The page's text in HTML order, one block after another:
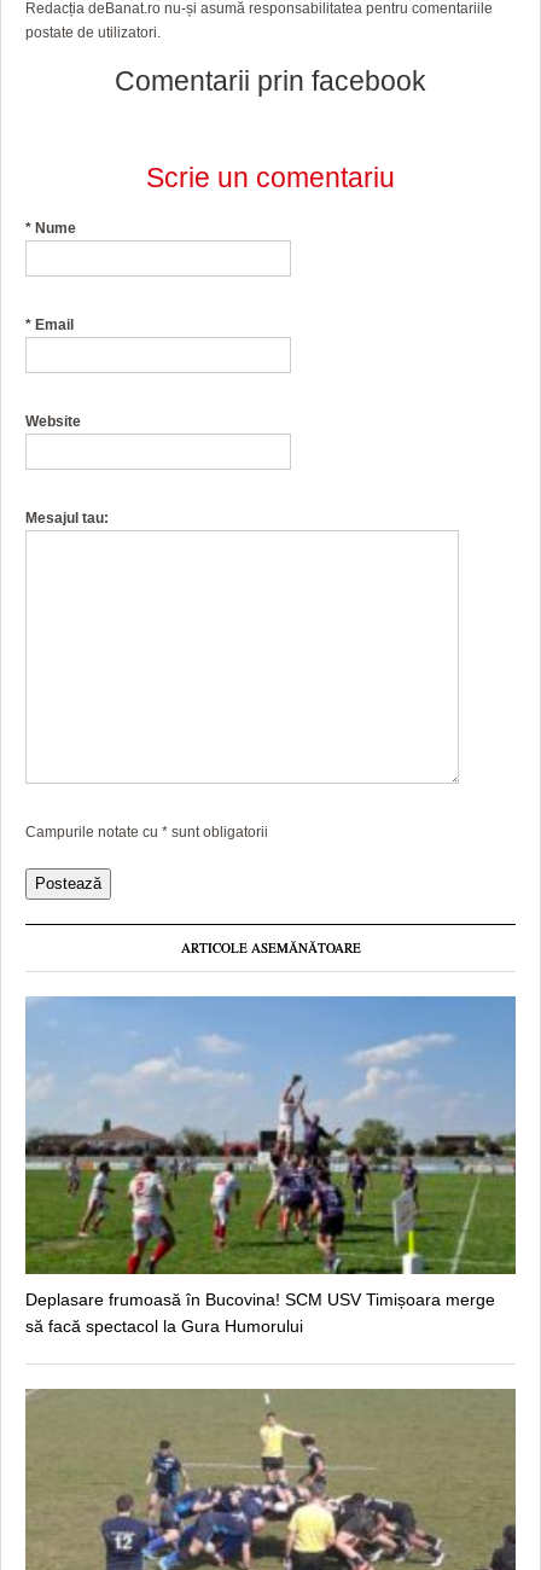
Redacția deBanat.ro nu-și asumă responsabilitatea pentru comentariile
postate de utilizatori.
Comentarii prin facebook
Scrie un comentariu
* Nume
* Email
Website
Mesajul tau:
Campurile notate cu * sunt obligatorii
ARTICOLE ASEMĂNĂTOARE
Deplasare frumoasă în Bucovina! SCM USV Timișoara merge
să facă spectacol la Gura Humorului